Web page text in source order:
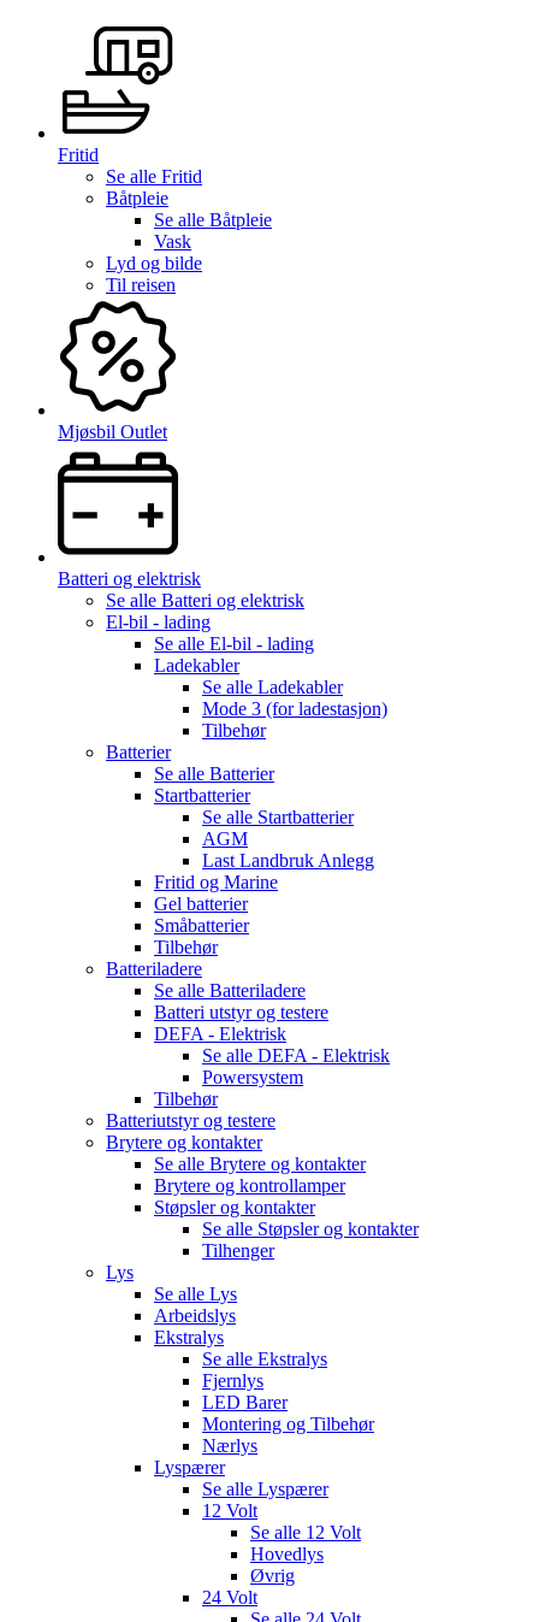
Fritid
Se alle Fritid
Båtpleie
Se alle Båtpleie
Vask
Lyd og bilde
Til reisen
Mjøsbil Outlet
Batteri og elektrisk
Se alle Batteri og elektrisk
El-bil - lading
Se alle El-bil - lading
Ladekabler
Se alle Ladekabler
Mode 3 (for ladestasjon)
Tilbehør
Batterier
Se alle Batterier
Startbatterier
Se alle Startbatterier
AGM
Last Landbruk Anlegg
Fritid og Marine
Gel batterier
Småbatterier
Tilbehør
Batteriladere
Se alle Batteriladere
Batteri utstyr og testere
DEFA - Elektrisk
Se alle DEFA - Elektrisk
Powersystem
Tilbehør
Batteriutstyr og testere
Brytere og kontakter
Se alle Brytere og kontakter
Brytere og kontrollamper
Støpsler og kontakter
Se alle Støpsler og kontakter
Tilhenger
Lys
Se alle Lys
Arbeidslys
Ekstralys
Se alle Ekstralys
Fjernlys
LED Barer
Montering og Tilbehør
Nærlys
Lyspærer
Se alle Lyspærer
12 Volt
Se alle 12 Volt
Hovedlys
Øvrig
24 Volt